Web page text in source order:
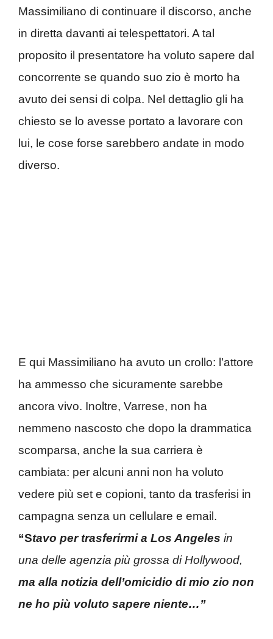
Massimiliano di continuare il discorso, anche
in diretta davanti ai telespettatori. A tal
proposito il presentatore ha voluto sapere dal
concorrente se quando suo zio è morto ha
avuto dei sensi di colpa. Nel dettaglio gli ha
chiesto se lo avesse portato a lavorare con
lui, le cose forse sarebbero andate in modo
diverso.
E qui Massimiliano ha avuto un crollo: l’attore
ha ammesso che sicuramente sarebbe
ancora vivo. Inoltre, Varrese, non ha
nemmeno nascosto che dopo la drammatica
scomparsa, anche la sua carriera è
cambiata: per alcuni anni non ha voluto
vedere più set e copioni, tanto da trasferisi in
campagna senza un cellulare e email.
“Stavo per trasferirmi a Los Angeles in
una delle agenzia più grossa di Hollywood,
ma alla notizia dell’omicidio di mio zio non
ne ho più voluto sapere niente…”